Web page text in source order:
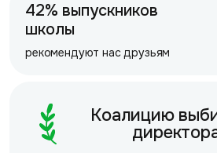
42% выпускников
школы
рекомендуют нас друзьям
Коалицию